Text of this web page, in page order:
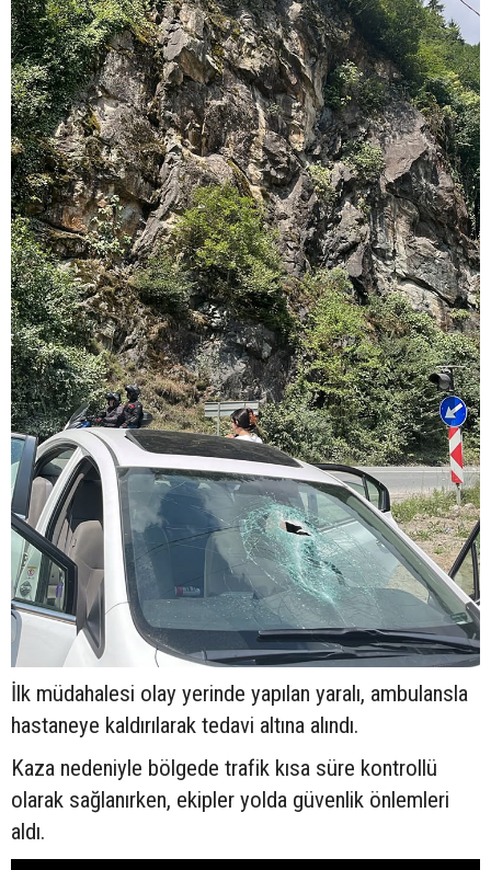
İlk müdahalesi olay yerinde yapılan yaralı, ambulansla
hastaneye kaldırılarak tedavi altına alındı.
Kaza nedeniyle bölgede trafik kısa süre kontrollü
olarak sağlanırken, ekipler yolda güvenlik önlemleri
aldı.